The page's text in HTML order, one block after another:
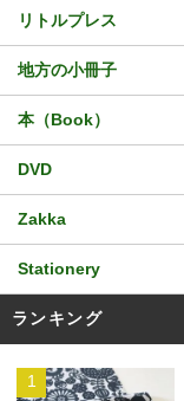
リトルプレス
地方の小冊子
本（Book）
DVD
Zakka
Stationery
ランキング
1